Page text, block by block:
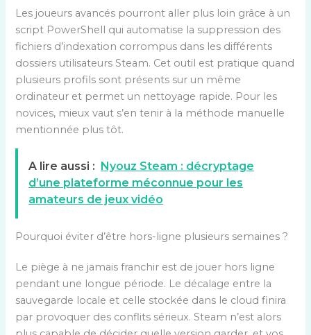
Les joueurs avancés pourront aller plus loin grâce à un
script PowerShell qui automatise la suppression des
fichiers d’indexation corrompus dans les différents
dossiers utilisateurs Steam. Cet outil est pratique quand
plusieurs profils sont présents sur un même
ordinateur et permet un nettoyage rapide. Pour les
novices, mieux vaut s’en tenir à la méthode manuelle
mentionnée plus tôt.
A lire aussi :
Nyouz Steam : décryptage
d’une plateforme méconnue pour les
amateurs de jeux vidéo
Pourquoi éviter d’être hors-ligne plusieurs semaines ?
Le piège à ne jamais franchir est de jouer hors ligne
pendant une longue période. Le décalage entre la
sauvegarde locale et celle stockée dans le cloud finira
par provoquer des conflits sérieux. Steam n’est alors